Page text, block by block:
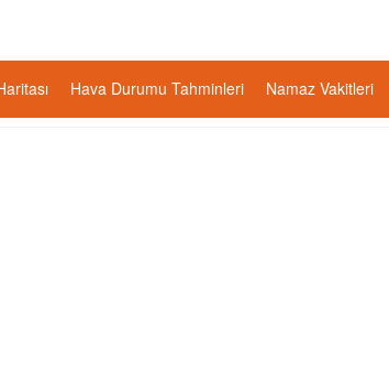
Hava Durumu Tahminleri Namaz Vakitleri